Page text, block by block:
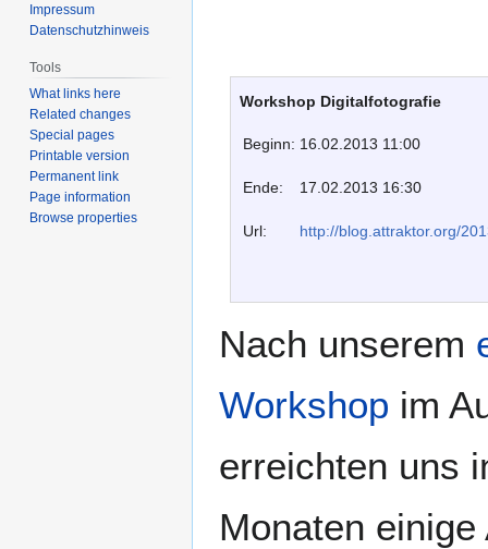
Workshop Digitalfotografie
Beginn: 16.02.2013 11:00
Ende: 17.02.2013 16:30
Url: http://blog.attraktor.org/
Nach unserem
Workshop im
erreichten uns
Monaten einige
Impressum
Datenschutzhinweis
Tools
What links here
Related changes
Special pages
Printable version
Permanent link
Page information
Browse properties